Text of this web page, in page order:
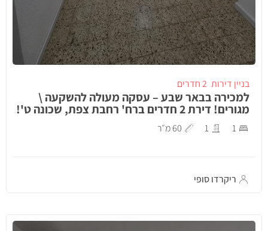
בניין דירות 2 חדרים
למכירה בבאר שבע – עסקה מעולה להשקעה \
מגורים! דירת 2 חדרים ברח' רחבת צפת, שכונה ט'!
1
1 60 מ״ר
ריקרדו סופי